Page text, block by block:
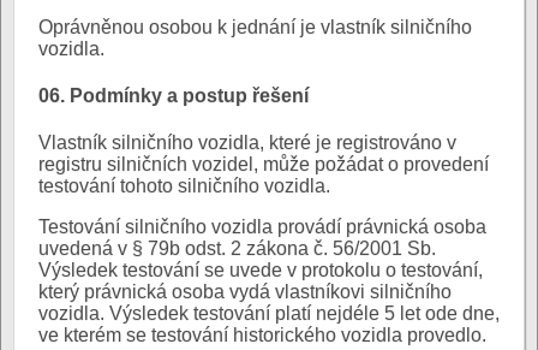
Oprávněnou osobou k jednání je vlastník silničního
vozidla.
06. Podmínky a postup řešení
Vlastník silničního vozidla, které je registrováno v
registru silničních vozidel, může požádat o provedení
testování tohoto silničního vozidla.
Testování silničního vozidla provádí právnická osoba
uvedená v § 79b odst. 2 zákona č. 56/2001 Sb.
Výsledek testování se uvede v protokolu o testování,
který právnická osoba vydá vlastníkovi silničního
vozidla. Výsledek testování platí nejdéle 5 let ode dne,
ve kterém se testování historického vozidla provedlo.